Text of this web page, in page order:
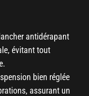
antidérapant
évitant tout
bien réglée
assurant un